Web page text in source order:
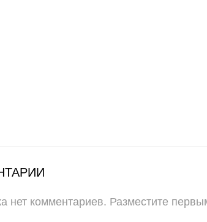
нет комментариев. Разместите